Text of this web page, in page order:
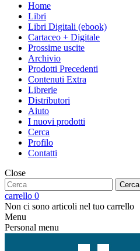
Home
Libri
Libri Digitali (ebook)
Cartaceo + Digitale
Prossime uscite
Archivio
Prodotti Precedenti
Contenuti Extra
Librerie
Distributori
Aiuto
I nuovi prodotti
Cerca
Profilo
Contatti
Close
Cerca
carrello 0
Non ci sono articoli nel tuo carrello
Menu
Personal menu